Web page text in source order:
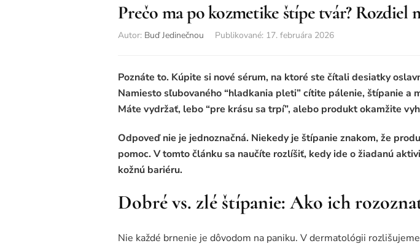
Prečo ma po kozmetike štípe tvár? Rozdiel
Autor: Buď Jedinečnou Publikované: 17. februára 2026
Poznáte to. Kúpite si nové sérum, na ktoré ste čítali desiatky
Namiesto sľubovaného “hladkania pleti” cítite pálenie, štípanie a
Máte vydržať, lebo “pre krásu sa trpí”, alebo produkt okamžite
Odpoveď nie je jednoznačná. Niekedy je štípanie znakom, že
pomoc. V tomto článku sa naučíte rozlíšiť, kedy ide o žiadanú
kožnú bariéru.
Dobré vs. zlé štípanie: Ako ich
Nie každé brnenie je dôvodom na paniku. V dermatológii